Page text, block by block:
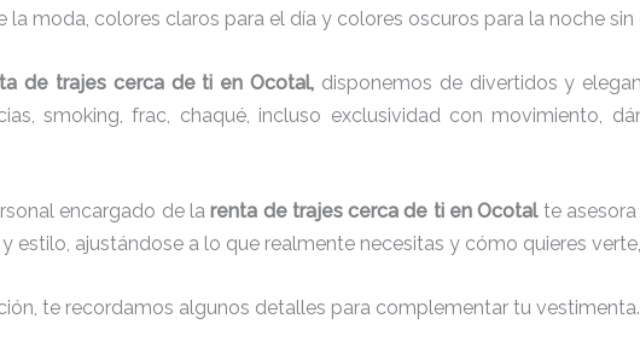
la moda, colores claros para el día y colores oscuros para la noche
de trajes cerca de ti en Ocotal, disponemos de divertidos y
smoking, frac, chaqué, incluso exclusividad con movimiento,
encargado de larenta de trajes cerca de ti en Ocotalte asesora
estilo, ajustándose a lo que realmente necesitas y cómo quieres
te recordamos algunos detalles para complementar tu vestimenta.